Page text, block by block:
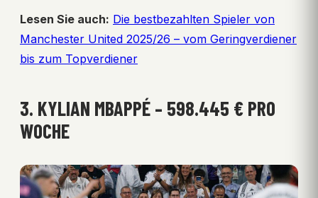
Lesen Sie auch: Die bestbezahlten Spieler von
Manchester United 2025/26 – vom Geringverdiener
bis zum Topverdiener
3. KYLIAN MBAPPÉ – 598.445 € PRO
WOCHE